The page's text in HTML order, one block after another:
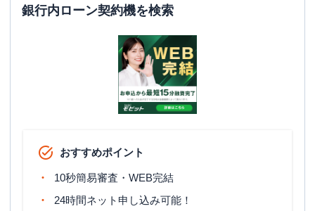
銀行内ローン契約機を検索
おすすめポイント
10秒簡易審査・WEB完結
24時間ネット申し込み可能！